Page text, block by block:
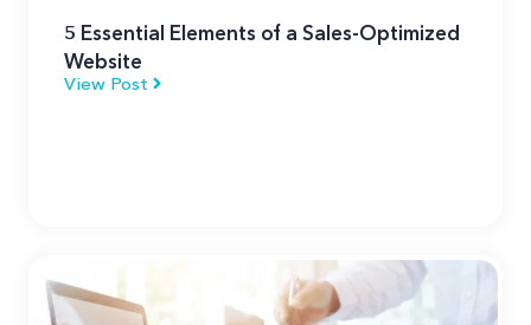
5 Essential Elements of a Sales-Optimized
Website
View Post